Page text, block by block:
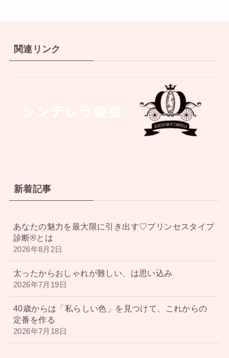
関連リンク
新着記事
あなたの魅力を最大限に引き出す♡プリンセスタイプ
診断®︎とは
2026年8月2日
太ったからおしゃれが難しい、は思い込み
2026年7月19日
40歳からは「私らしい色」を見つけて、これからの
定番を作る
2026年7月18日